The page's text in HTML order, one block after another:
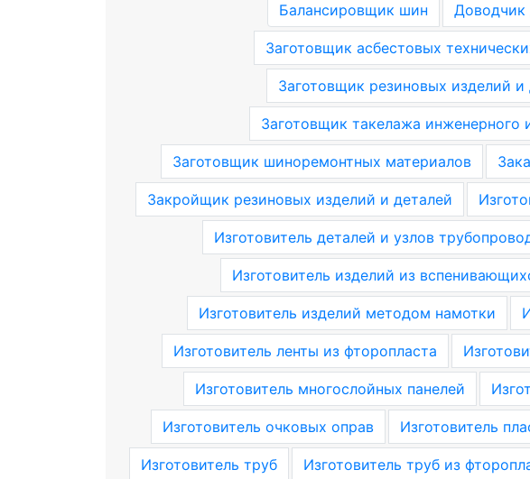
Балансировщик шин Доводчик
Заготовщик асбестовых
Заготовщик резиновых изделий и
Заготовщик такелажа инженерного
Заготовщик шиноремонтных материалов
Закройщик резиновых изделий и деталей
Изготовитель деталей и узлов
Изготовитель изделий из
Изготовитель изделий методом намотки
Изготовитель ленты из фторопласта
Изготовитель многослойных панелей
Изготовитель очковых оправ Изготовитель
Изготовитель труб Изготовитель труб из